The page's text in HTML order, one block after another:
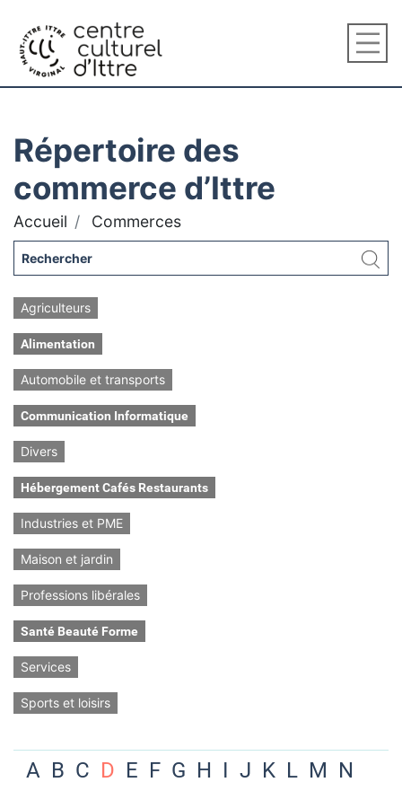
Répertoire des
commerce d’Ittre
Accueil Commerces
Agriculteurs
Alimentation
Automobile et transports
Communication Informatique
Divers
Hébergement Cafés Restaurants
Industries et PME
Maison et jardin
Professions libérales
Santé Beauté Forme
Services
Sports et loisirs
A B C D E F G H I J K L M N